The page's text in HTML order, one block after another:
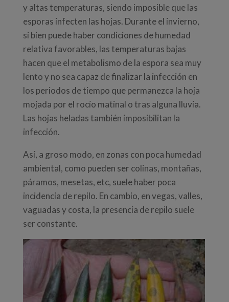
y altas temperaturas, siendo imposible que las
esporas infecten las hojas. Durante el invierno,
si bien puede haber condiciones de humedad
relativa favorables, las temperaturas bajas
hacen que el metabolismo de la espora sea muy
lento y no sea capaz de finalizar la infección en
los periodos de tiempo que permanezca la hoja
mojada por el rocío matinal o tras alguna lluvia.
Las hojas heladas también imposibilitan la
infección.
Así, a groso modo, en zonas con poca humedad
ambiental, como pueden ser colinas, montañas,
páramos, mesetas, etc, suele haber poca
incidencia de repilo. En cambio, en vegas, valles,
vaguadas y costa, la presencia de repilo suele
ser constante.